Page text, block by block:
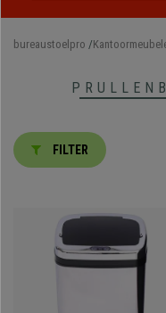
bureaustoelpro
FILTER